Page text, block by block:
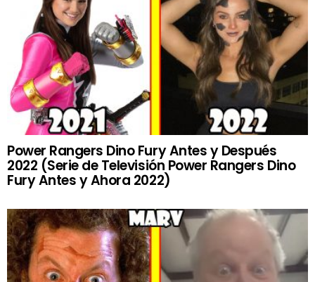
Power Rangers Dino Fury Antes y Después
2022 (Serie de Televisión Power Rangers Dino
Fury Antes y Ahora 2022)